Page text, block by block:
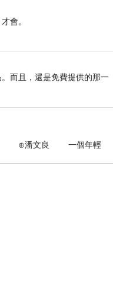
會。
而且，還是免費提供的那一
個年輕